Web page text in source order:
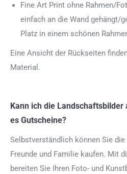
Fine Art Print ohne Rahmen/
einfach an die Wand gehängt/
Platz in einem schönen
Eine Ansicht der Rückseiten
Material.
Kann ich die Landschaftsbilder
es Gutscheine?
Selbstverständlich können Sie
Freunde und Familie kaufen. Mit
bereiten Sie Ihren Foto- und